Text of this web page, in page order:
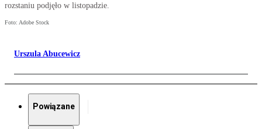
rozstaniu podjęło w listopadzie.
Foto: Adobe Stock
Urszula Abucewicz
Powiązane